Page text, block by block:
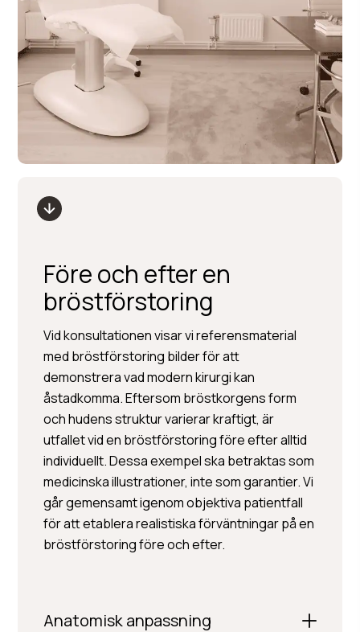
Före och efter en
bröstförstoring
Vid konsultationen visar vi referensmaterial
med bröstförstoring bilder för att
demonstrera vad modern kirurgi kan
åstadkomma. Eftersom bröstkorgens form
och hudens struktur varierar kraftigt, är
utfallet vid en bröstförstoring före efter alltid
individuellt. Dessa exempel ska betraktas som
medicinska illustrationer, inte som garantier. Vi
går gemensamt igenom objektiva patientfall
för att etablera realistiska förväntningar på en
bröstförstoring före och efter.
Anatomisk anpassning